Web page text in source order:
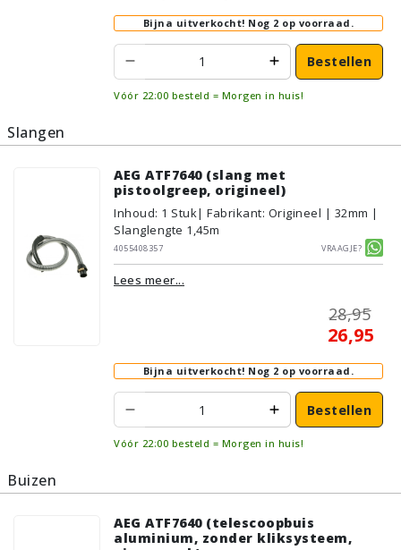
Bijna uitverkocht! Nog 2 op voorraad.
Bestellen
Vóór 22:00 besteld = Morgen in huis!
Slangen
AEG ATF7640 (slang met
pistoolgreep, origineel)
Inhoud: 1 Stuk| Fabrikant: Origineel | 32mm |
Slanglengte 1,45m
4055408357
Vraagje?
Lees meer...
28,95
26,95
Bijna uitverkocht! Nog 2 op voorraad.
Bestellen
Vóór 22:00 besteld = Morgen in huis!
Buizen
AEG ATF7640 (telescoopbuis
aluminium, zonder kliksysteem,